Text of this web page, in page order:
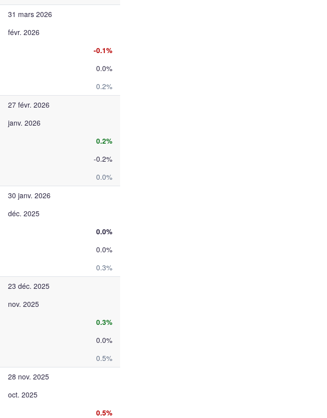
31 mars 2026
févr. 2026
-0.1%
0.0%
0.2%
27 févr. 2026
janv. 2026
0.2%
-0.2%
0.0%
30 janv. 2026
déc. 2025
0.0%
0.0%
0.3%
23 déc. 2025
nov. 2025
0.3%
0.0%
0.5%
28 nov. 2025
oct. 2025
0.5%